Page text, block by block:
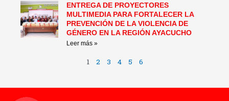
ENTREGA DE PROYECTORES
MULTIMEDIA PARA FORTALECER LA
PREVENCIÓN DE LA VIOLENCIA DE
GÉNERO EN LA REGIÓN AYACUCHO
Leer más »
1 2 3 4 5 6